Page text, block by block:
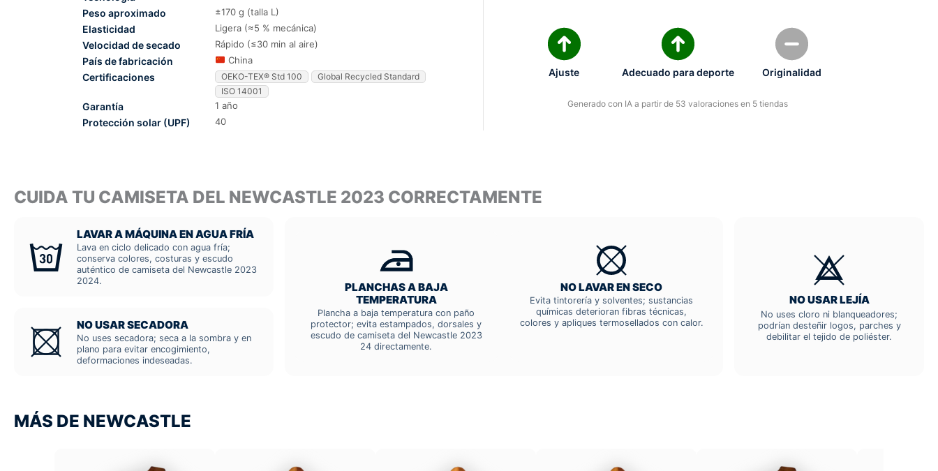
Peso aproximado ±170 g (talla L)
Elasticidad Ligera (≈5 % mecánica)
Velocidad de secado Rápido (≤30 min al aire)
País de fabricación China
Certificaciones OEKO-TEX® Std 100
Global Recycled Standard
ISO 14001
Garantía 1 año
Protección solar (UPF) 40
Ajuste Adecuado para deporte Originalidad
Generado con IA a partir de 53 valoraciones en 5 tiendas
CUIDA TU CAMISETA DEL NEWCASTLE 2023 CORRECTAMENTE
LAVAR A MÁQUINA EN AGUA FRÍA
Lava en ciclo delicado con agua fría;
conserva colores, costuras y escudo
auténtico de camiseta del Newcastle 2023
2024.
NO USAR SECADORA
No uses secadora; seca a la sombra y en
plano para evitar encogimiento,
deformaciones indeseadas.
PLANCHAS A BAJA
TEMPERATURA
Plancha a baja temperatura con paño
protector; evita estampados, dorsales y
escudo de camiseta del Newcastle 2023
24 directamente.
NO LAVAR EN SECO
Evita tintorería y solventes; sustancias
químicas deterioran fibras técnicas,
colores y apliques termosellados con calor.
NO USAR LEJÍA
No uses cloro ni blanqueadores;
podrían desteñir logos, parches y
debilitar el tejido de poliéster.
MÁS DE NEWCASTLE